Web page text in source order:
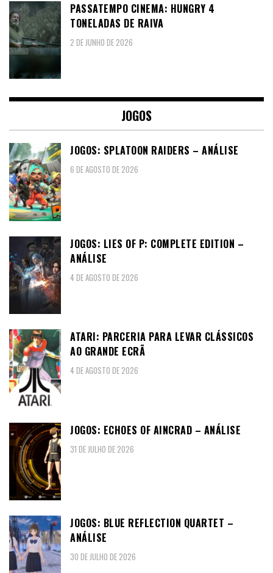
PASSATEMPO CINEMA: HUNGRY 4
TONELADAS DE RAIVA
2 DE JUNHO DE 2026
JOGOS
JOGOS: SPLATOON RAIDERS – ANÁLISE
6 DE AGOSTO DE 2026
JOGOS: LIES OF P: COMPLETE EDITION –
ANÁLISE
4 DE AGOSTO DE 2026
ATARI: PARCERIA PARA LEVAR CLÁSSICOS
AO GRANDE ECRÃ
4 DE AGOSTO DE 2026
JOGOS: ECHOES OF AINCRAD – ANÁLISE
31 DE JULHO DE 2026
JOGOS: BLUE REFLECTION QUARTET –
ANÁLISE
30 DE JULHO DE 2026